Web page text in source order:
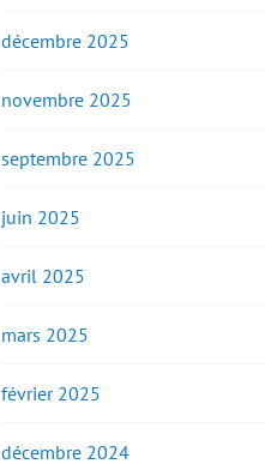
décembre 2025
novembre 2025
septembre 2025
juin 2025
avril 2025
mars 2025
février 2025
décembre 2024